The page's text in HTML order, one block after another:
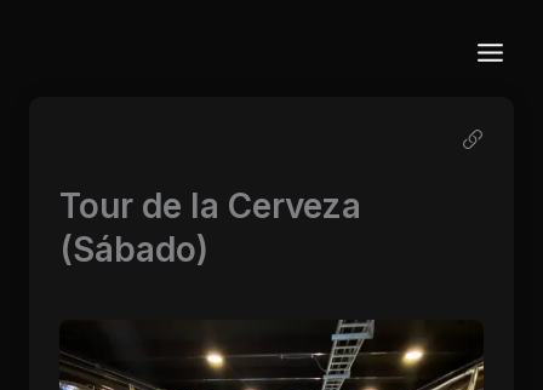
Tour de la Cerveza
(Sábado)